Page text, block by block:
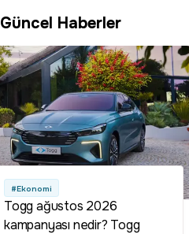
Güncel Haberler
#Ekonomi
Togg ağustos 2026
kampanyası nedir? Togg